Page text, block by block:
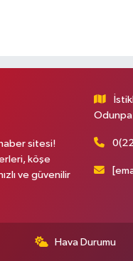
sitesi!
köşe
ve güvenilir
Hava Durumu